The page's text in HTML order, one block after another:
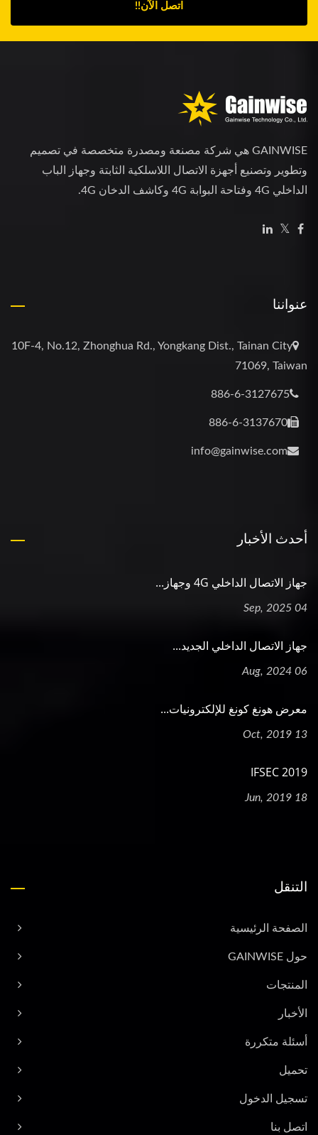
اتصل الآن!!
GAINWISE هي شركة مصنعة ومصدرة متخصصة في تصميم
وتطوير وتصنيع أجهزة الاتصال اللاسلكية الثابتة وجهاز الباب
الداخلي 4G وفتاحة البوابة 4G وكاشف الدخان 4G.
عنواننا
10F-4, No.12, Zhonghua Rd., Yongkang Dist., Tainan City
71069, Taiwan
886-6-3127675
886-6-3137670
info@gainwise.com
أحدث الأخبار
جهاز الاتصال الداخلي 4G وجهاز...
04 Sep, 2025
جهاز الاتصال الداخلي الجديد...
06 Aug, 2024
معرض هونغ كونغ للإلكترونيات...
13 Oct, 2019
2019 IFSEC
18 Jun, 2019
التنقل
الصفحة الرئيسية
حول GAINWISE
المنتجات
الأخبار
أسئلة متكررة
تحميل
تسجيل الدخول
اتصل بنا